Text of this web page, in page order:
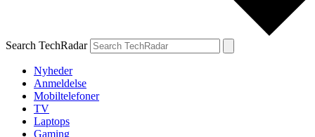
Search TechRadar
Nyheder
Anmeldelse
Mobiltelefoner
TV
Laptops
Gaming